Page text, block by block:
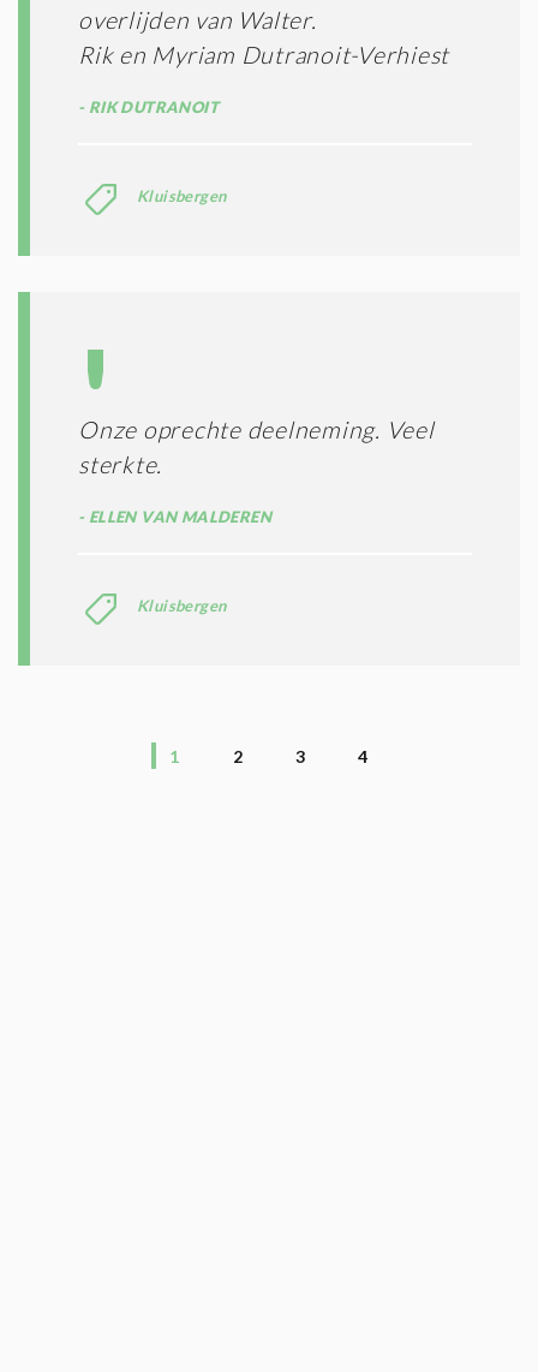
overlijden van Walter.
Rik en Myriam Dutranoit-Verhiest
RIK DUTRANOIT
Kluisbergen
Onze oprechte deelneming. Veel
sterkte.
ELLEN VAN MALDEREN
Kluisbergen
1 2 3 4